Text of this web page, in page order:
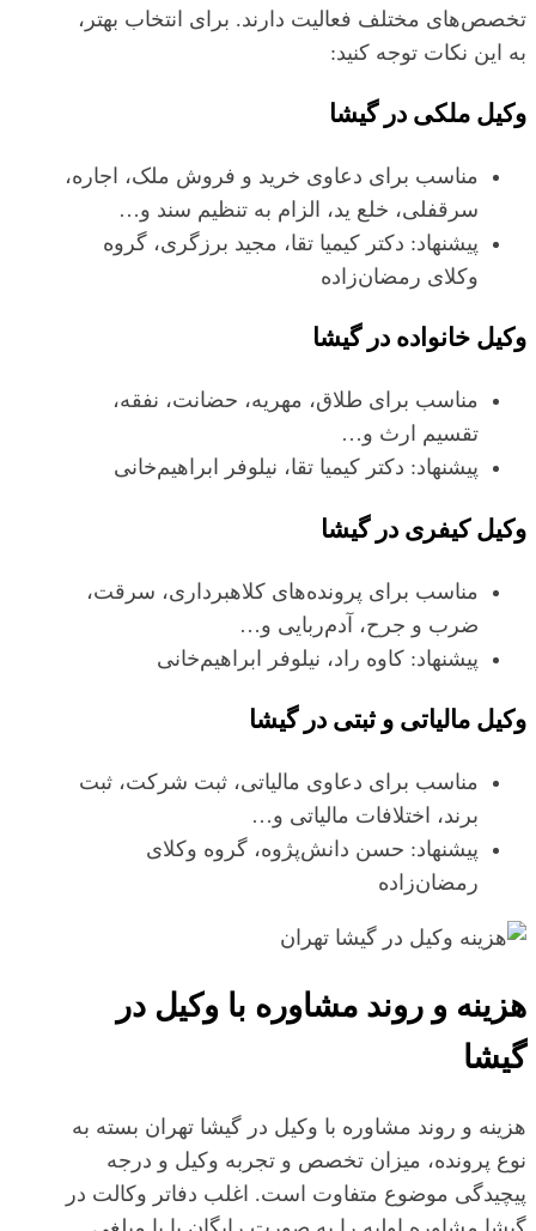
تخصص‌های مختلف فعالیت دارند. برای انتخاب بهتر،
به این نکات توجه کنید:
وکیل ملکی در گیشا
مناسب برای دعاوی خرید و فروش ملک، اجاره،
سرقفلی، خلع ید، الزام به تنظیم سند و…
پیشنهاد: دکتر کیمیا تقا، مجید برزگری، گروه
وکلای رمضان‌زاده
وکیل خانواده در گیشا
مناسب برای طلاق، مهریه، حضانت، نفقه،
تقسیم ارث و…
پیشنهاد: دکتر کیمیا تقا، نیلوفر ابراهیم‌خانی
وکیل کیفری در گیشا
مناسب برای پرونده‌های کلاهبرداری، سرقت،
ضرب و جرح، آدم‌ربایی و…
پیشنهاد: کاوه راد، نیلوفر ابراهیم‌خانی
وکیل مالیاتی و ثبتی در گیشا
مناسب برای دعاوی مالیاتی، ثبت شرکت، ثبت
برند، اختلافات مالیاتی و…
پیشنهاد: حسن دانش‌پژوه، گروه وکلای
رمضان‌زاده
هزینه و روند مشاوره با وکیل در
گیشا
هزینه و روند مشاوره با وکیل در گیشا تهران بسته به
نوع پرونده، میزان تخصص و تجربه وکیل و درجه
پیچیدگی موضوع متفاوت است. اغلب دفاتر وکالت در